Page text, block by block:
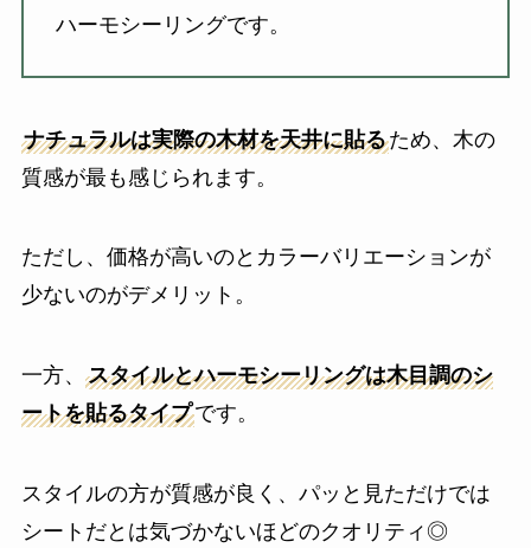
ハーモシーリングです。
ナチュラルは実際の木材を天井に貼るため、木の
質感が最も感じられます。
ただし、価格が高いのとカラーバリエーションが
少ないのがデメリット。
一方、 スタイルとハーモシーリングは木目調のシ
ートを貼るタイプです。
スタイルの方が質感が良く、パッと見ただけでは
シートだとは気づかないほどのクオリティ◎